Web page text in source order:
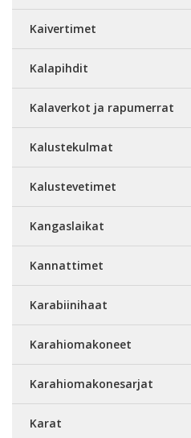
Kaivertimet
Kalapihdit
Kalaverkot ja rapumerrat
Kalustekulmat
Kalustevetimet
Kangaslaikat
Kannattimet
Karabiinihaat
Karahiomakoneet
Karahiomakonesarjat
Karat